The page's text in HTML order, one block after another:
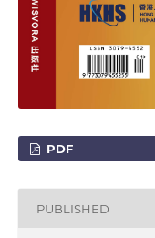
PDF
PUBLISHED